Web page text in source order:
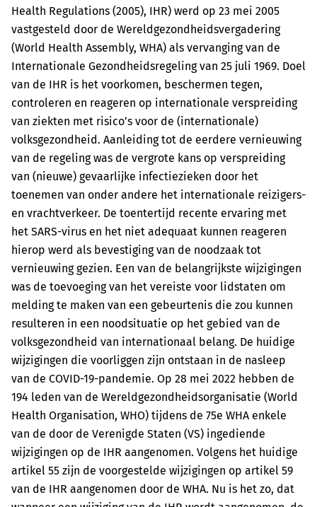
Health Regulations (2005), IHR) werd op 23 mei 2005
vastgesteld door de Wereldgezondheidsvergadering
(World Health Assembly, WHA) als vervanging van de
Internationale Gezondheidsregeling van 25 juli 1969. Doel
van de IHR is het voorkomen, beschermen tegen,
controleren en reageren op internationale verspreiding
van ziekten met risico’s voor de (internationale)
volksgezondheid. Aanleiding tot de eerdere vernieuwing
van de regeling was de vergrote kans op verspreiding
van (nieuwe) gevaarlijke infectiezieken door het
toenemen van onder andere het internationale reizigers-
en vrachtverkeer. De toentertijd recente ervaring met
het SARS-virus en het niet adequaat kunnen reageren
hierop werd als bevestiging van de noodzaak tot
vernieuwing gezien. Een van de belangrijkste wijzigingen
was de toevoeging van het vereiste voor lidstaten om
melding te maken van een gebeurtenis die zou kunnen
resulteren in een noodsituatie op het gebied van de
volksgezondheid van internationaal belang. De huidige
wijzigingen die voorliggen zijn ontstaan in de nasleep
van de COVID-19-pandemie. Op 28 mei 2022 hebben de
194 leden van de Wereldgezondheidsorganisatie (World
Health Organisation, WHO) tijdens de 75e WHA enkele
van de door de Verenigde Staten (VS) ingediende
wijzigingen op de IHR aangenomen. Volgens het huidige
artikel 55 zijn de voorgestelde wijzigingen op artikel 59
van de IHR aangenomen door de WHA. Nu is het zo, dat